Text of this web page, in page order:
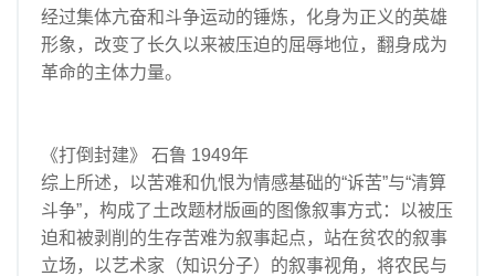
经过集体亢奋和斗争运动的锤炼，化身为正义的英雄
形象，改变了长久以来被压迫的屈辱地位，翻身成为
革命的主体力量。
《打倒封建》 石鲁 1949年
综上所述，以苦难和仇恨为情感基础的“诉苦”与“清算
斗争”，构成了土改题材版画的图像叙事方式：以被压
迫和被剥削的生存苦难为叙事起点，站在贫农的叙事
立场，以艺术家（知识分子）的叙事视角，将农民与